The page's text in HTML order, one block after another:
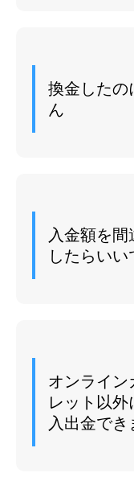
い場合は、その
きない可能性が高
換金したの
ん
着金しないのは
ただし銀行側の
合わせをして状
入金額を間
したらいい
そのため、入金
しをしてください
オンライン
レット以
入出金でき